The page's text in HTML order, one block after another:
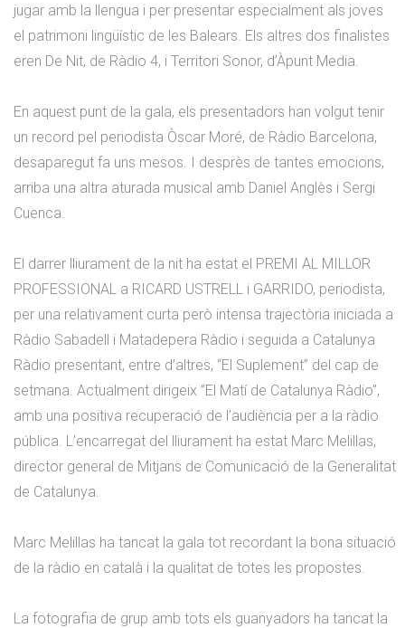
jugar amb la llengua i per presentar especialment als joves
el patrimoni lingüístic de les Balears. Els altres dos finalistes
eren De Nit, de Ràdio 4, i Territori Sonor, d’Àpunt Media.
En aquest punt de la gala, els presentadors han volgut tenir
un record pel periodista Òscar Moré, de Ràdio Barcelona,
desaparegut fa uns mesos. I desprès de tantes emocions,
arriba una altra aturada musical amb Daniel Anglès i Sergi
Cuenca.
El darrer lliurament de la nit ha estat el PREMI AL MILLOR
PROFESSIONAL a RICARD USTRELL i GARRIDO, periodista,
per una relativament curta però intensa trajectòria iniciada a
Ràdio Sabadell i Matadepera Ràdio i seguida a Catalunya
Ràdio presentant, entre d’altres, “El Suplement” del cap de
setmana. Actualment dirigeix ”El Matí de Catalunya Ràdio”,
amb una positiva recuperació de l’audiència per a la ràdio
pública. L’encarregat del lliurament ha estat Marc Melillas,
director general de Mitjans de Comunicació de la Generalitat
de Catalunya.
Marc Melillas ha tancat la gala tot recordant la bona situació
de la ràdio en català i la qualitat de totes les propostes.
La fotografia de grup amb tots els guanyadors ha tancat la